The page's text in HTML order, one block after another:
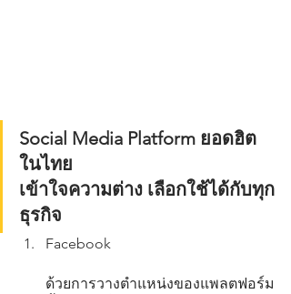
Social Media Platform ยอดฮิต
ในไทย
เข้าใจความต่าง เลือกใช้ได้กับทุก
ธุรกิจ
Facebook
ด้วยการวางตำแหน่งของแพลตฟอร์ม